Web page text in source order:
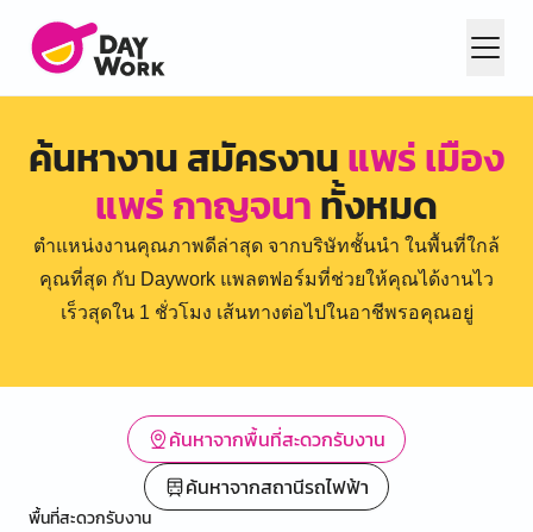
ค้นหางาน สมัครงานแพร่ เมือง
แพร่ กาญจนาทั้งหมด
ตำแหน่งงานคุณภาพดีล่าสุด จากบริษัทชั้นนำ ในพื้นที่ใกล้
คุณที่สุด กับ Daywork แพลตฟอร์มที่ช่วยให้คุณได้งานไว
เร็วสุดใน 1 ชั่วโมง เส้นทางต่อไปในอาชีพรอคุณอยู่
ค้นหาจากพื้นที่สะดวกรับงาน
ค้นหาจากสถานีรถไฟฟ้า
พื้นที่สะดวกรับงาน